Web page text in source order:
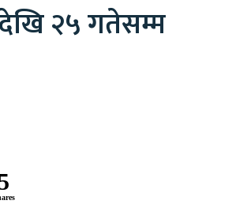
२५ गतेसम्म